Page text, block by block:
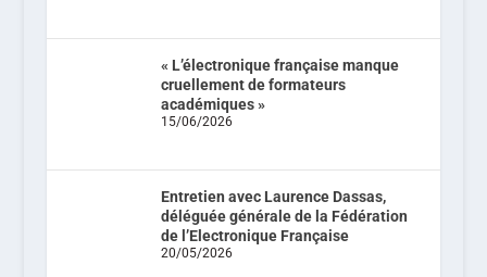
« L’électronique française manque
cruellement de formateurs
académiques »
15/06/2026
Entretien avec Laurence Dassas,
déléguée générale de la Fédération
de l’Electronique Française
20/05/2026